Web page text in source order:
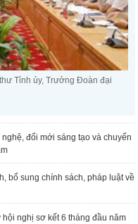
Tỉnh ủy, Trưởng Đoàn đại
đổi mới sáng tạo và chuyển
bổ sung chính sách, pháp luật về
nghị sơ kết 6 tháng đầu năm